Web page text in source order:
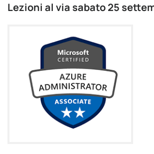
Lezioni al via sabato 25